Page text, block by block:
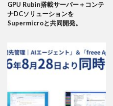
GPU Rubin搭載サーバー＋コンテ
ナDCソリューションを
Supermicroと共同開発。